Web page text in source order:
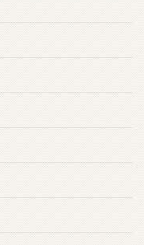
TYPE” “RICH TYPE”）